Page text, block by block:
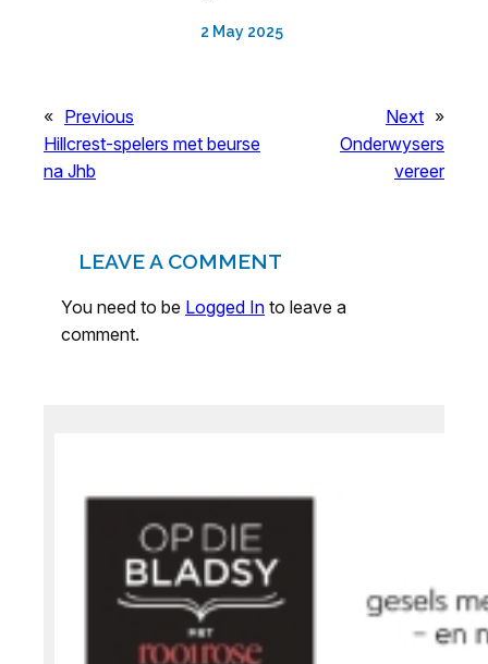
2 May 2025
« Previous
Hillcrest-spelers met beurse
na Jhb
Next »
Onderwysers
vereer
LEAVE A COMMENT
You need to be Logged In to leave a
comment.